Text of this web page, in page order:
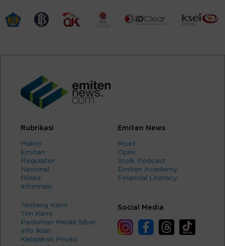
Rubrikasi
Makro
Emiten
Regulator
Nasional
Rileks
Informasi
Emiten News
Riset
Opini
Stolk Podcast
Emiten Academy
Financial Literacy
Tentang Kami
Tim Kami
Pedoman Media Siber
Info Iklan
Kebijakan Privasi
Social Media